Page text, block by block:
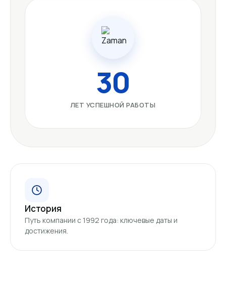
30
ЛЕТ УСПЕШНОЙ РАБОТЫ
История
Путь компании с 1992 года: ключевые даты и
достижения.